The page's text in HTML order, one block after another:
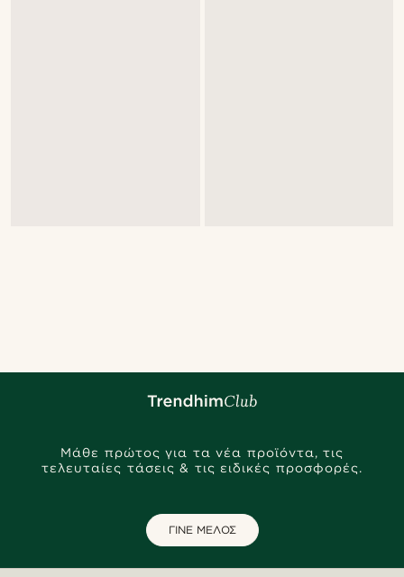
Μάθε πρώτος για τα νέα προϊόντα, τις
τελευταίες τάσεις & τις ειδικές προσφορές.
ΓΙΝΕ ΜΕΛΟΣ